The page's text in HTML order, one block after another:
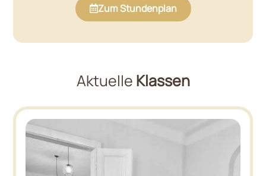
Zum Stundenplan
Aktuelle Klassen